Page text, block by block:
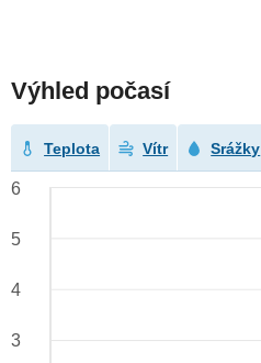
Výhled počasí
Teplota Vítr Srážky
6
5
4
3